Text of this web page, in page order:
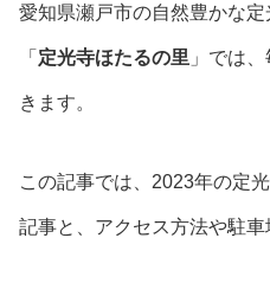
愛知県瀬戸市の自然豊かな
「 定光寺ほたるの里 」では
きます。
この記事では、2023年の定
記事と、アクセス方法や駐車